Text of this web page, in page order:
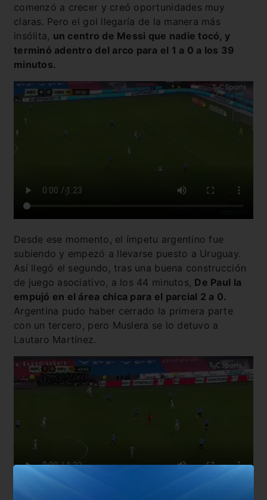
comenzó a crecer y creó oportunidades muy
claras. Pero el gol llegaría de la manera más
insólita, un centro de Messi que nadie tocó, y
terminó adentro del arco para el 1 a 0 a los 39
minutos.
Desde ese momento, el ímpetu argentino fue
subiendo y empezó a llevarse puesto a Uruguay.
Así llegó el segundo, tras una buena construcción
de juego asociativo, a los 44 minutos, De Paul la
empujó en el área chica para el parcial 2 a 0.
Argentina pudo haber cerrado la primera parte
con un tercero, pero Muslera se lo detuvo a
Lautaro Martínez.